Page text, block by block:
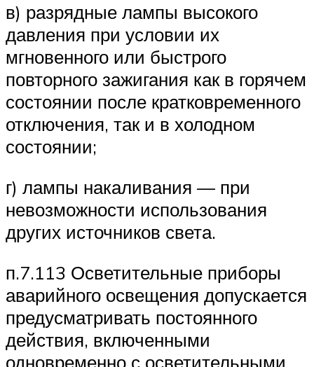
в) разрядные лампы высокого
давления при условии их
мгновенного или быстрого
повторного зажигания как в горячем
состоянии после кратковременного
отключения, так и в холодном
состоянии;
г) лампы накаливания — при
невозможности использования
других источников света.
п.7.113 Осветительные приборы
аварийного освещения допускается
предусматривать постоянного
действия, включенными
одновременно с осветительными